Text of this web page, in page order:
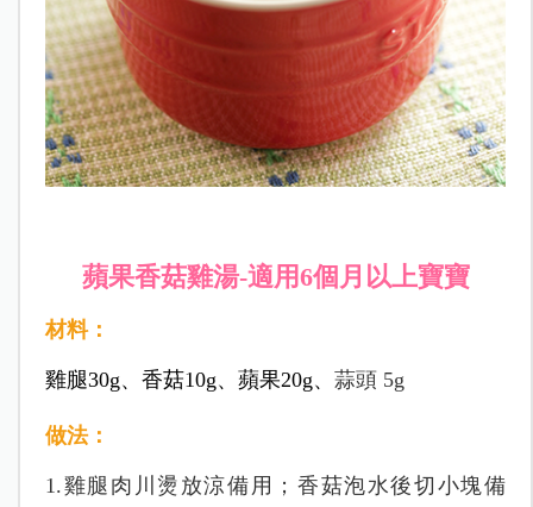
蘋果香菇雞湯-適用6個月以上寶寶
材料：
雞腿30g、香菇10g、蘋果20g、 蒜頭 5g
做法：
1.雞腿肉川燙放涼備用；香菇泡水後切小塊備